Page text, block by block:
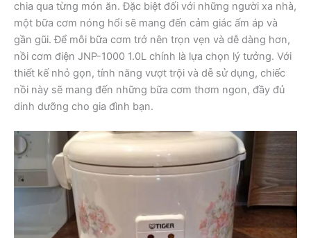
chia qua từng món ăn. Đặc biệt đối với những người xa nhà,
một bữa cơm nóng hổi sẽ mang đến cảm giác ấm áp và
gần gũi. Để mỗi bữa cơm trở nên trọn vẹn và dễ dàng hơn,
nồi cơm điện JNP-1000 1.0L chính là lựa chọn lý tưởng. Với
thiết kế nhỏ gọn, tính năng vượt trội và dễ sử dụng, chiếc
nồi này sẽ mang đến những bữa cơm thơm ngon, đầy đủ
dinh dưỡng cho gia đình bạn.